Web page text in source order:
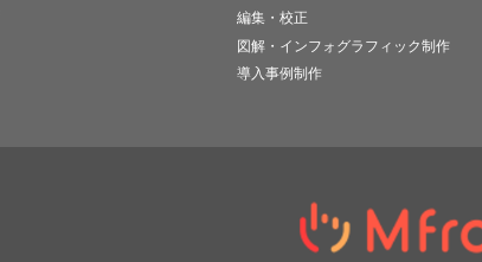
編集・校正
図解・インフォグラフィック制作
導入事例制作